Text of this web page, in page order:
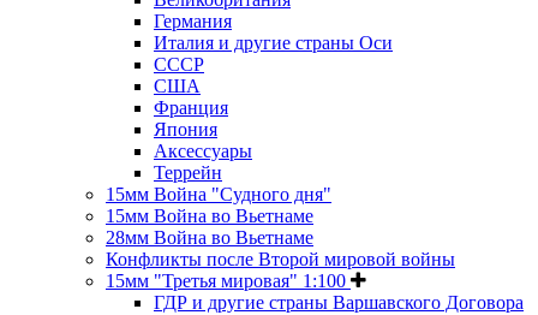
Германия
Италия и другие страны Оси
СССР
США
Франция
Япония
Аксессуары
Террейн
15мм Война "Судного дня"
15мм Война во Вьетнаме
28мм Война во Вьетнаме
Конфликты после Второй мировой войны
15мм "Третья мировая" 1:100
ГДР и другие страны Варшавского Договора